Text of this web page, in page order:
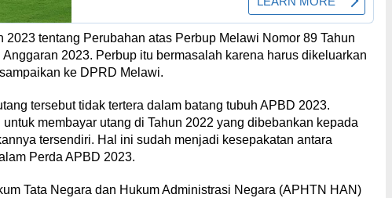
2023 tentang Perubahan atas Perbup Melawi Nomor 89 Tahun
2023. Perbup itu bermasalah karena harus dikeluarkan
ke DPRD Melawi.
tersebut tidak tertera dalam batang tubuh APBD 2023.
membayar utang di Tahun 2022 yang dibebankan kepada
tersendiri. Hal ini sudah menjadi kesepakatan antara
Perda APBD 2023.
Tata Negara dan Hukum Administrasi Negara (APHTN HAN)